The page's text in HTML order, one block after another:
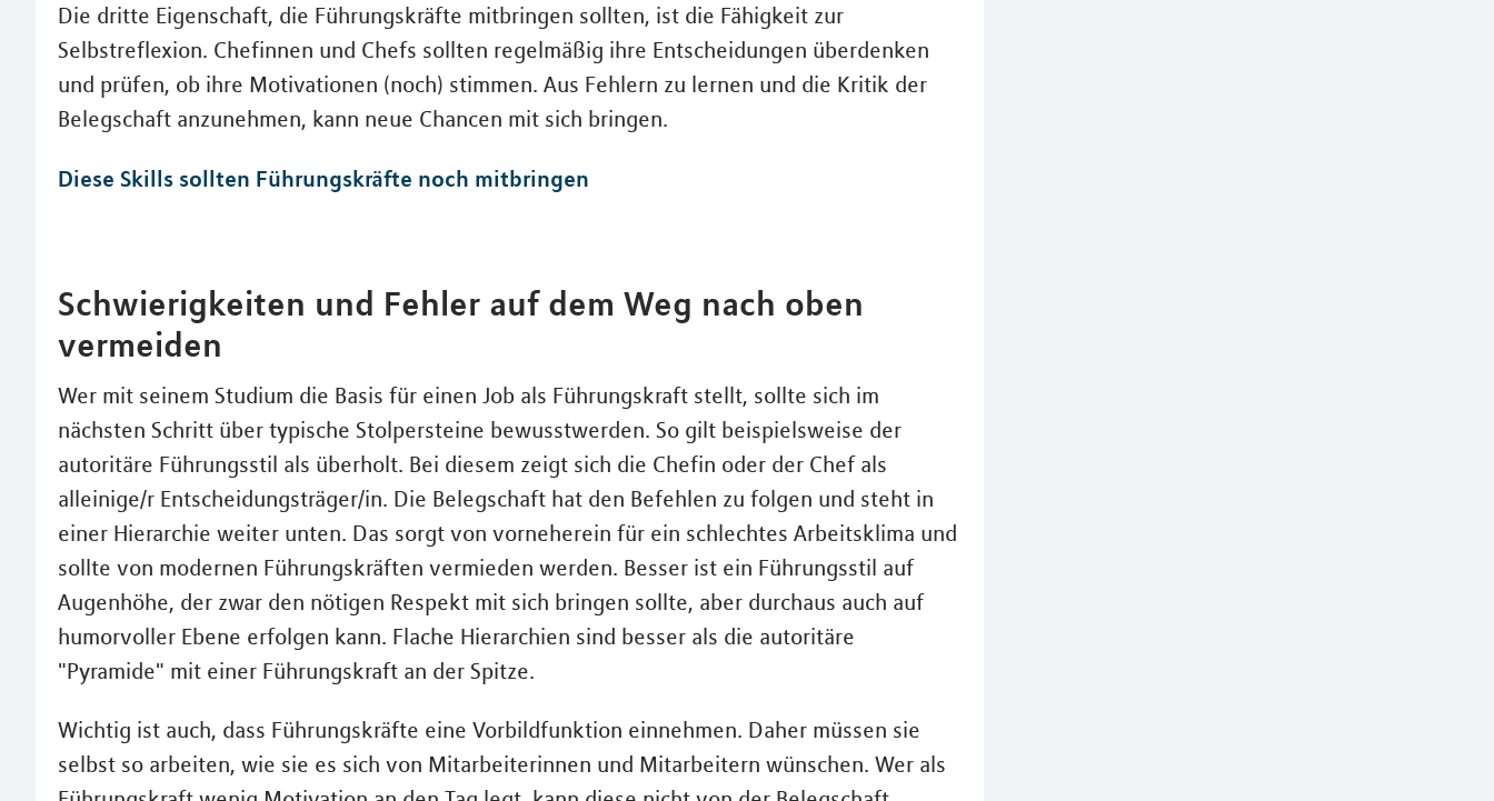
Die dritte Eigenschaft, die Führungskräfte mitbringen sollten, ist die Fähigkeit zur
Selbstreflexion. Chefinnen und Chefs sollten regelmäßig ihre Entscheidungen überdenken
und prüfen, ob ihre Motivationen (noch) stimmen. Aus Fehlern zu lernen und die Kritik der
Belegschaft anzunehmen, kann neue Chancen mit sich bringen.
Diese Skills sollten Führungskräfte noch mitbringen
Schwierigkeiten und Fehler auf dem Weg nach oben
vermeiden
Wer mit seinem Studium die Basis für einen Job als Führungskraft stellt, sollte sich im
nächsten Schritt über typische Stolpersteine bewusstwerden. So gilt beispielsweise der
autoritäre Führungsstil als überholt. Bei diesem zeigt sich die Chefin oder der Chef als
alleinige/r Entscheidungsträger/in. Die Belegschaft hat den Befehlen zu folgen und steht in
einer Hierarchie weiter unten. Das sorgt von vorneherein für ein schlechtes Arbeitsklima und
sollte von modernen Führungskräften vermieden werden. Besser ist ein Führungsstil auf
Augenhöhe, der zwar den nötigen Respekt mit sich bringen sollte, aber durchaus auch auf
humorvoller Ebene erfolgen kann. Flache Hierarchien sind besser als die autoritäre
"Pyramide" mit einer Führungskraft an der Spitze.
Wichtig ist auch, dass Führungskräfte eine Vorbildfunktion einnehmen. Daher müssen sie
selbst so arbeiten, wie sie es sich von Mitarbeiterinnen und Mitarbeitern wünschen. Wer als